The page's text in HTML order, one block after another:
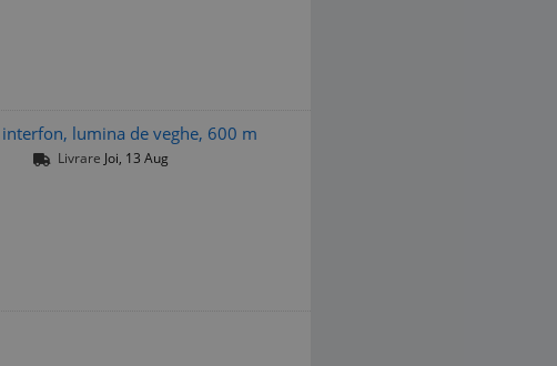
lumina de veghe, 600 m
Livrare Joi, 13 Aug